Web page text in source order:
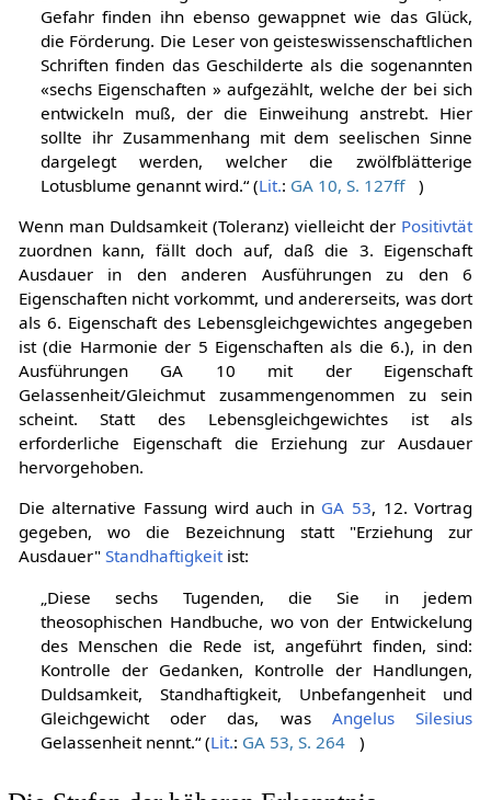
Gefahr finden ihn ebenso gewappnet wie das Glück,
die Förderung. Die Leser von geisteswissenschaftlichen
Schriften finden das Geschilderte als die sogenannten
«sechs Eigenschaften » aufgezählt, welche der bei sich
entwickeln muß, der die Einweihung anstrebt. Hier
sollte ihr Zusammenhang mit dem seelischen Sinne
dargelegt werden, welcher die zwölfblätterige
Lotusblume genannt wird.“ (Lit.: GA 10, S. 127ff
)
Wenn man Duldsamkeit (Toleranz) vielleicht der Positivtät
zuordnen kann, fällt doch auf, daß die 3. Eigenschaft
Ausdauer in den anderen Ausführungen zu den 6
Eigenschaften nicht vorkommt, und andererseits, was dort
als 6. Eigenschaft des Lebensgleichgewichtes angegeben
ist (die Harmonie der 5 Eigenschaften als die 6.), in den
Ausführungen GA 10 mit der Eigenschaft
Gelassenheit/Gleichmut zusammengenommen zu sein
scheint. Statt des Lebensgleichgewichtes ist als
erforderliche Eigenschaft die Erziehung zur Ausdauer
hervorgehoben.
Die alternative Fassung wird auch in GA 53, 12. Vortrag
gegeben, wo die Bezeichnung statt "Erziehung zur
Ausdauer" Standhaftigkeitist:
„Diese sechs Tugenden, die Sie in jedem
theosophischen Handbuche, wo von der Entwickelung
des Menschen die Rede ist, angeführt finden, sind:
Kontrolle der Gedanken, Kontrolle der Handlungen,
Duldsamkeit, Standhaftigkeit, Unbefangenheit und
Gleichgewicht oder das, was Angelus Silesius
Gelassenheit nennt.“ (Lit.: GA 53, S. 264 )